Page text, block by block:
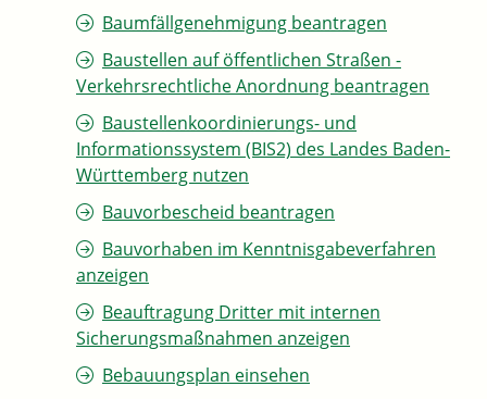
Baumfällgenehmigung beantragen
Baustellen auf öffentlichen Straßen -
Verkehrsrechtliche Anordnung beantragen
Baustellenkoordinierungs- und
Informationssystem (BIS2) des Landes Baden-
Württemberg nutzen
Bauvorbescheid beantragen
Bauvorhaben im Kenntnisgabeverfahren
anzeigen
Beauftragung Dritter mit internen
Sicherungsmaßnahmen anzeigen
Bebauungsplan einsehen